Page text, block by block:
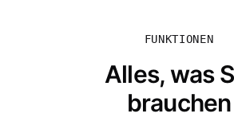
FUNKTIONEN
Alles, was
brauchen